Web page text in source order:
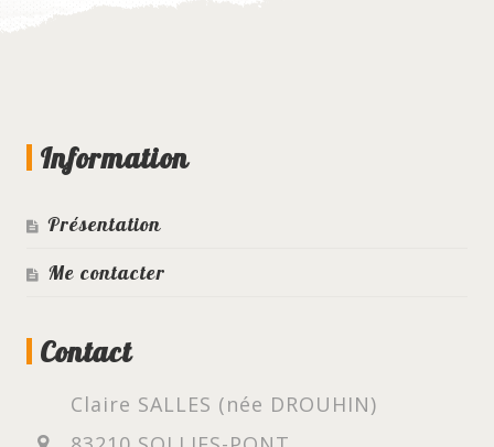
Information
Présentation
Me contacter
Contact
Claire SALLES (née DROUHIN)